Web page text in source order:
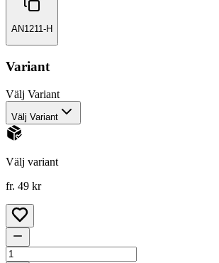
AN1211-H
Variant
Välj Variant
Välj Variant
Välj variant
fr. 49 kr